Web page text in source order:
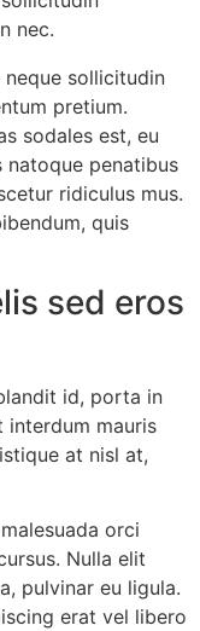
nec.
sollicitudin
pretium.
sodales est, eu
natoque penatibus
ridiculus mus.
quis
sed eros
id, porta in
interdum mauris
at nisl at,
orci
Nulla elit
pulvinar eu ligula.
erat vel libero